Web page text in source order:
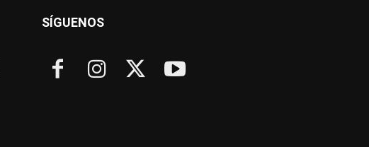
SÍGUENOS